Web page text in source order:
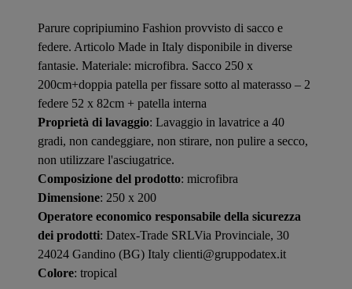
Parure copripiumino Fashion provvisto di sacco e
federe. Articolo Made in Italy disponibile in diverse
fantasie. Materiale: microfibra. Sacco 250 x
200cm+doppia patella per fissare sotto al materasso – 2
federe 52 x 82cm + patella interna
Proprietà di lavaggio: Lavaggio in lavatrice a 40
gradi, non candeggiare, non stirare, non pulire a secco,
non utilizzare l'asciugatrice.
Composizione del prodotto: microfibra
Dimensione: 250 x 200
Operatore economico responsabile della sicurezza
dei prodotti: Datex-Trade SRLVia Provinciale, 30
24024 Gandino (BG) Italy clienti@gruppodatex.it
Colore: tropical